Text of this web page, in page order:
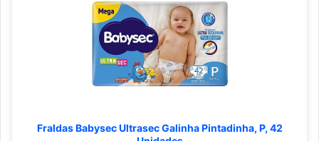
Fraldas Babysec Ultrasec Galinha Pintadinha, P, 42